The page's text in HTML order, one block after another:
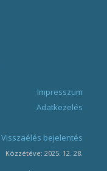
Impresszum
Adatkezelés
Visszaélés bejelentés
Közzétéve: 2025. 12. 28.